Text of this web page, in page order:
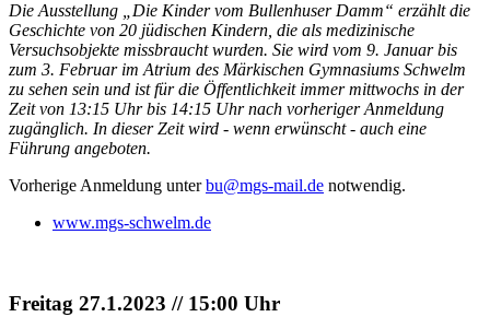
Die Ausstellung „Die Kinder vom Bullenhuser Damm“ erzählt die
Geschichte von 20 jüdischen Kindern, die als medizinische
Versuchsobjekte missbraucht wurden. Sie wird vom 9. Januar bis
zum 3. Februar im Atrium des Märkischen Gymnasiums Schwelm
zu sehen sein und ist für die Öffentlichkeit immer mittwochs in der
Zeit von 13:15 Uhr bis 14:15 Uhr nach vorheriger Anmeldung
zugänglich. In dieser Zeit wird - wenn erwünscht - auch eine
Führung angeboten.
Vorherige Anmeldung unterbu@mgs-mail.de notwendig.
www.mgs-schwelm.de
Freitag 27.1.2023 // 15:00 Uhr